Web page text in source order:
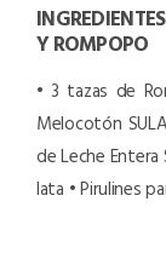
Y ROMPOPO
• 3 tazas de
Melocotón SULA
de Leche Entera
lata • Pirulines